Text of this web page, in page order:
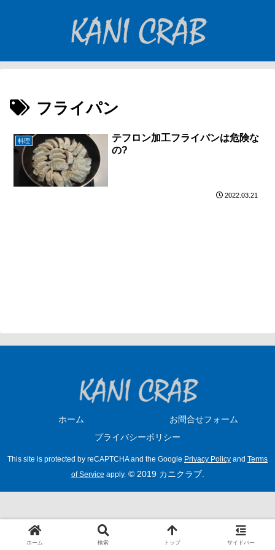
フライパン
料理
テフロン加工フライパンは危険な
の?
2022.03.21
ホーム
お問合せフォーム
プライバシーポリシー
This site is protected by reCAPTCHA and the Google Privacy Policy and Terms
of Service apply. © 2019 カニクラブ.
ホーム 検索 トップ サイドバー